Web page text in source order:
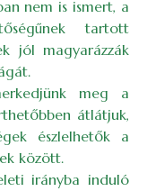
nem is ismert, a
tartott
jól magyarázzák
meg a
átlátjuk,
észlelhetők a
között.
irányba induló